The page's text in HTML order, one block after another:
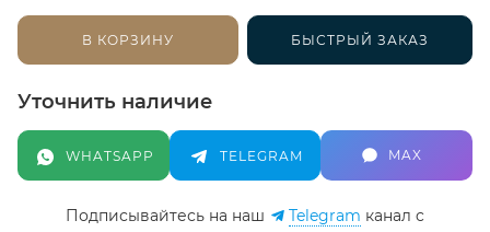
В КОРЗИНУ БЫСТРЫЙ ЗАКАЗ
Уточнить наличие
WHATSAPP TELEGRAM MAX
Подписывайтесь на наш Telegram канал c